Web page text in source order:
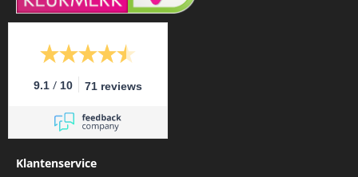
9.1 / 10 71 reviews
Klantenservice